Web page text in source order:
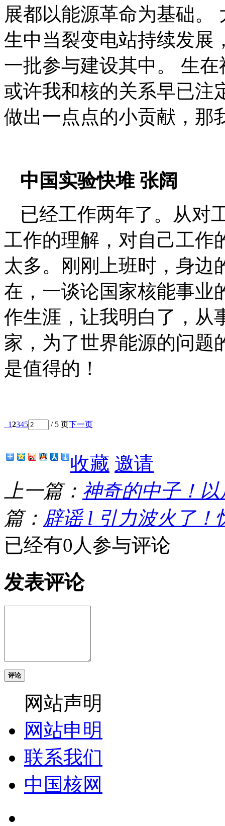
展都以能源革命为基础。
生中当裂变电站持续发展
一批参与建设其中。
生在
或许我和核的关系早已注
做出一点点的小贡献，那
中国实验快堆 张阔
已经工作两年了。从对
工作的理解，对自己工作
太多。刚刚上班时，身边
在，一谈论国家核能事业
作生涯，让我明白了，从
家，为了世界能源的问题
是值得的！
12345 / 5 页下一页
收藏 邀请
上一篇： 神奇的中子！
篇： 辟谣 l 引力波火了！
已经有0人参与评论
发表评论
评论
网站声明
网站申明
联系我们
中国核网